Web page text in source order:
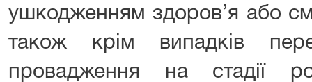
ушкодженням здоров’я або
також крім випадків
провадження на стадії